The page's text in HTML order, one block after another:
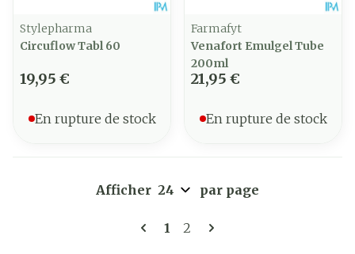
Stylepharma
Circuflow Tabl 60
19,95 €
En rupture de stock
Farmafyt
Venafort Emulgel Tube
200ml
21,95 €
En rupture de stock
Pages
Vous lisez actuellement la
1 Page
2
Afficher par page